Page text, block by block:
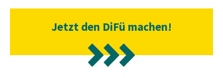
Jetzt den DiFü machen!